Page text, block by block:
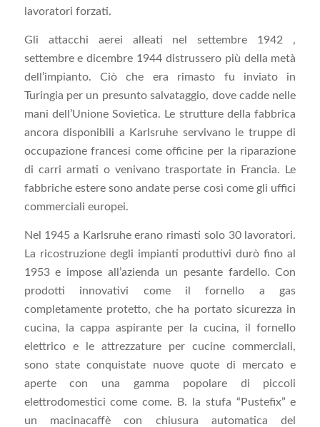
lavoratori forzati.
Gli attacchi aerei alleati nel settembre 1942 ,
settembre e dicembre 1944 distrussero più della metà
dell’impianto. Ciò che era rimasto fu inviato in
Turingia per un presunto salvataggio, dove cadde nelle
mani dell’Unione Sovietica. Le strutture della fabbrica
ancora disponibili a Karlsruhe servivano le truppe di
occupazione francesi come officine per la riparazione
di carri armati o venivano trasportate in Francia. Le
fabbriche estere sono andate perse così come gli uffici
commerciali europei.
Nel 1945 a Karlsruhe erano rimasti solo 30 lavoratori.
La ricostruzione degli impianti produttivi durò fino al
1953 e impose all’azienda un pesante fardello. Con
prodotti innovativi come il fornello a gas
completamente protetto, che ha portato sicurezza in
cucina, la cappa aspirante per la cucina, il fornello
elettrico e le attrezzature per cucine commerciali,
sono state conquistate nuove quote di mercato e
aperte con una gamma popolare di piccoli
elettrodomestici come come. B. la stufa “Pustefix” e
un macinacaffè con chiusura automatica del